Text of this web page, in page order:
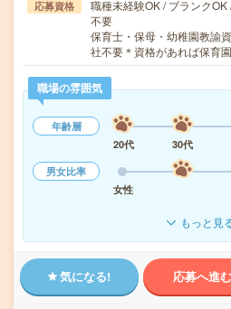
応募資格
職種未経験OK / ブランク
不要
保育士・保母・幼稚園教諭
社不要＊資格があれば保育
職場の雰囲気
年齢層
20代
30代
男女比率
女性
もっと見
気になる! 応募へ進む